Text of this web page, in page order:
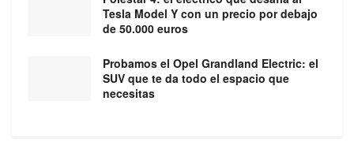
Tesla Model Y con un precio por debajo
de 50.000 euros
Probamos el Opel Grandland Electric: el
SUV que te da todo el espacio que
necesitas